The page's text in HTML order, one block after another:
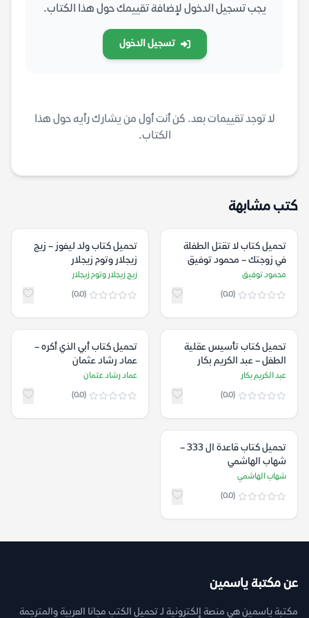
يجب تسجيل الدخول لإضافة تقييمك حول هذا الكتاب.
تسجيل الدخول
لا توجد تقييمات بعد. كن أنت أول من يشارك رأيه حول هذا
الكتاب.
كتب مشابهة
تحميل كتاب لا تقتل الطفلة
في زوجتك – محمود توفيق
محمود توفيق
(0.0)
تحميل كتاب ولد ليفوز – زيج
زيجلار وتوم زيجلار
زيج زيجلار وتوم زيجلار
(0.0)
تحميل كتاب تأسيس عقلية
الطفل – عبد الكريم بكار
عبد الكريم بكار
(0.0)
تحميل كتاب أبي الذي أكره –
عماد رشاد عثمان
عماد رشاد عثمان
(0.0)
تحميل كتاب قاعدة ال 333 –
شهاب الهاشمي
شهاب الهاشمي
(0.0)
عن مكتبة ياسمين
مكتبة ياسمين هي منصة إلكترونية لـ تحميل الكتب مجانا العربية والمترجمة